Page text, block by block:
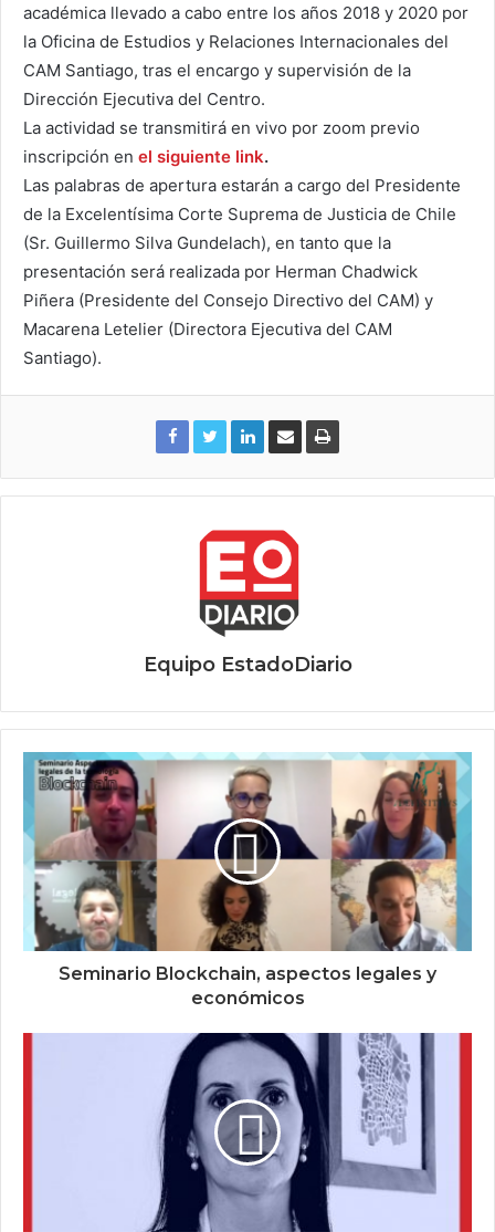
académica llevado a cabo entre los años 2018 y 2020 por
la Oficina de Estudios y Relaciones Internacionales del
CAM Santiago, tras el encargo y supervisión de la
Dirección Ejecutiva del Centro.
La actividad se transmitirá en vivo por zoom previo
inscripción en el siguiente link.
Las palabras de apertura estarán a cargo del Presidente
de la Excelentísima Corte Suprema de Justicia de Chile
(Sr. Guillermo Silva Gundelach), en tanto que la
presentación será realizada por Herman Chadwick
Piñera (Presidente del Consejo Directivo del CAM) y
Macarena Letelier (Directora Ejecutiva del CAM
Santiago).
Equipo EstadoDiario
Seminario Blockchain, aspectos legales y
económicos